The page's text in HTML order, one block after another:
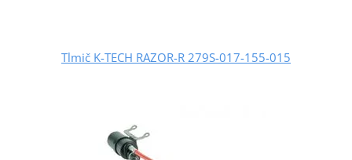
Tlmič K-TECH RAZOR-R 279S-017-155-015